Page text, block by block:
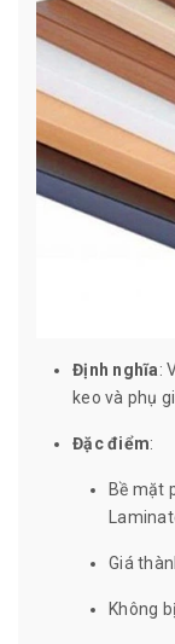
Định nghĩa:
keo và phụ
Đặc điểm:
Bề mặt
Giá
Không